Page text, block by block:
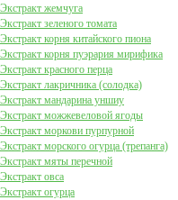
Экстракт жемчуга
Экстракт зеленого томата
Экстракт корня китайского пиона
Экстракт корня пуэрария мирифика
Экстракт красного перца
Экстракт лакричника (солодка)
Экстракт мандарина уншиу
Экстракт можжевеловой ягоды
Экстракт моркови пурпурной
Экстракт морского огурца (трепанга)
Экстракт мяты перечной
Экстракт овса
Экстракт огурца